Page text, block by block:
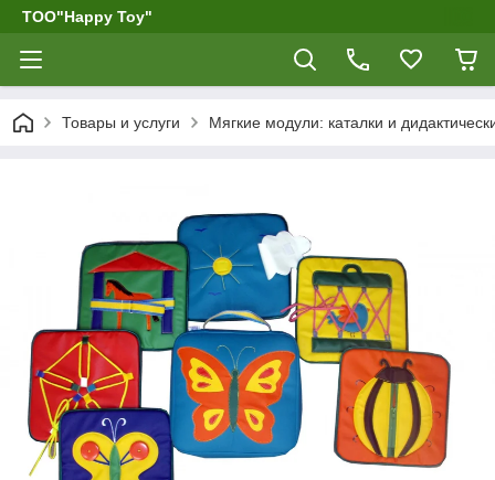
ТОО"Happy Toy"
Товары и услуги Мягкие модули: каталки и